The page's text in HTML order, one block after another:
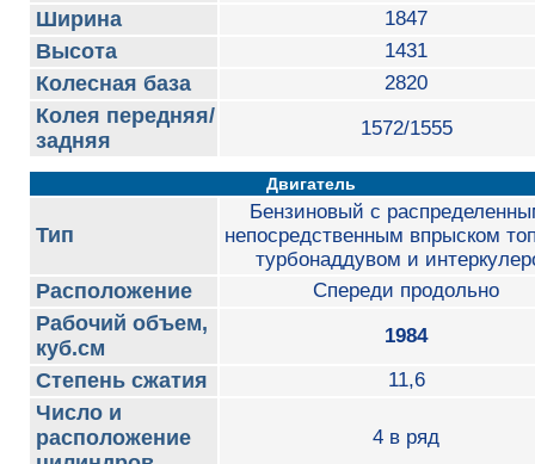
Ширина 1847
Высота 1431
Колесная база 2820
Колея передняя/
задняя
1572/1555
Двигатель
Тип
Бензиновый с
непосредственным впрыском
турбонаддувом и
Расположение Cпереди продольно
Рабочий объем,
куб.см
1984
Степень сжатия 11,6
Число и
расположение
4 в ряд